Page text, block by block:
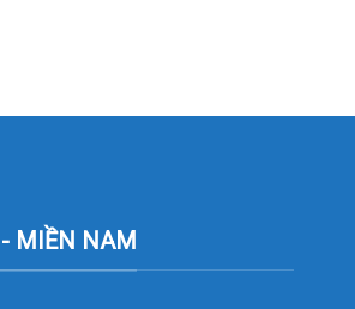
MIỀN NAM